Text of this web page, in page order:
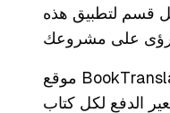
قسم لتطبيق هذه
موقع BookTranslator.ai (2025): نموذج